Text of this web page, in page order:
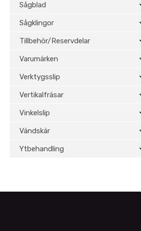
Sågblad
Sågklingor
Tillbehör/Reservdelar
Varumärken
Verktygsslip
Vertikalfräsar
Vinkelslip
Vändskär
Ytbehandling